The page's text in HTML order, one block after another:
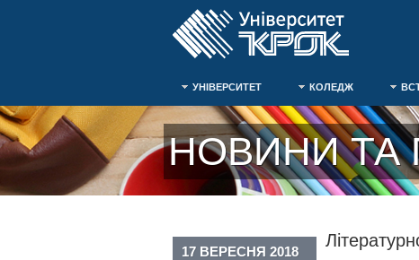
УНІВЕРСИТЕТ КОЛЕДЖ
НОВИНИ ТА
17 ВЕРЕСНЯ 2018